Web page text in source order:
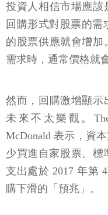
投資人相信市場應該
回購形式對股票的需
的股票供應就會增加
需求時，通常價格就
然而，回購激增顯示
未來不太樂觀。
McDonald 表示，資
少買進自家股票。標
支出處於 2017 年第
購下滑的「預兆」。